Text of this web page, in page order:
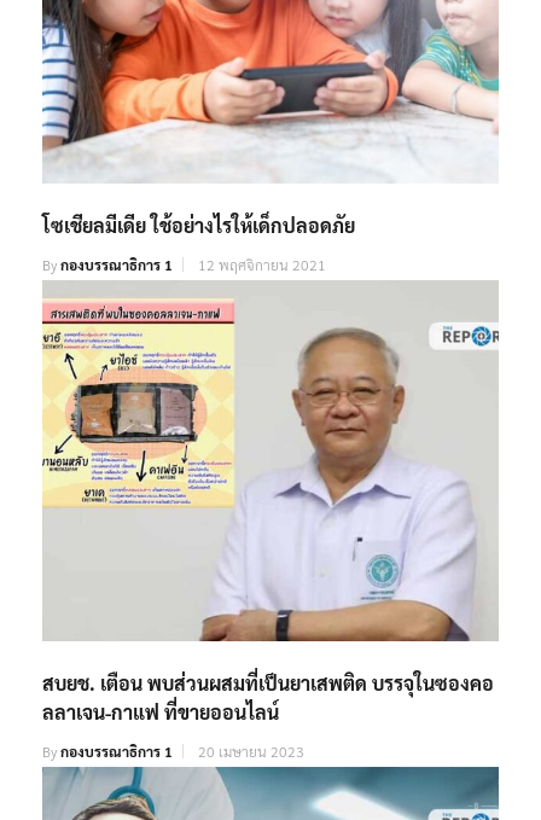
โซเชียลมีเดีย ใช้อย่างไรให้เด็กปลอดภัย
Byกองบรรณาธิการ 1 12 พฤศจิกายน 2021
สบยช. เตือน พบส่วนผสมที่เป็นยาเสพติด บรรจุในซองคอ
ลลาเจน-กาแฟ ที่ขายออนไลน์
Byกองบรรณาธิการ 1 20 เมษายน 2023